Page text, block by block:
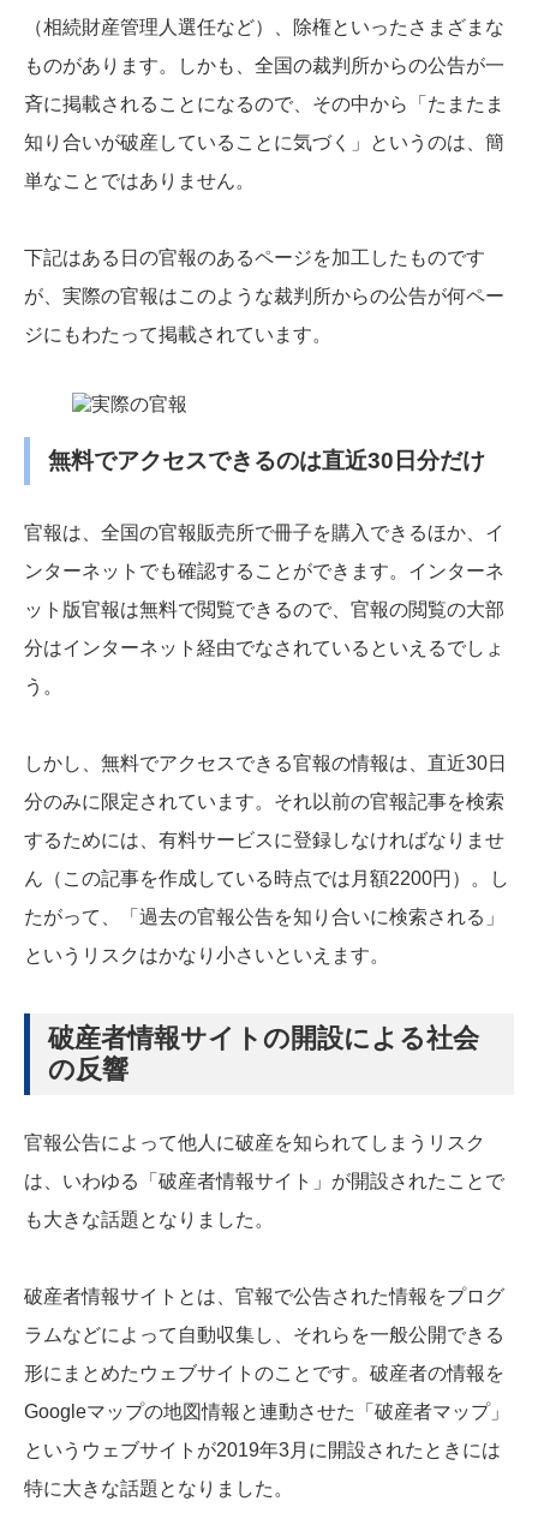
（相続財産管理人選任など）、除権といったさまざまな
ものがあります。しかも、全国の裁判所からの公告が一
斉に掲載されることになるので、その中から「たまたま
知り合いが破産していることに気づく」というのは、簡
単なことではありません。
下記はある日の官報のあるページを加工したものです
が、実際の官報はこのような裁判所からの公告が何ペー
ジにもわたって掲載されています。
無料でアクセスできるのは直近30日分だけ
官報は、全国の官報販売所で冊子を購入できるほか、イ
ンターネットでも確認することができます。インターネ
ット版官報は無料で閲覧できるので、官報の閲覧の大部
分はインターネット経由でなされているといえるでしょ
う。
しかし、無料でアクセスできる官報の情報は、直近30日
分のみに限定されています。それ以前の官報記事を検索
するためには、有料サービスに登録しなければなりませ
ん（この記事を作成している時点では月額2200円）。し
たがって、「過去の官報公告を知り合いに検索される」
というリスクはかなり小さいといえます。
破産者情報サイトの開設による社会
の反響
官報公告によって他人に破産を知られてしまうリスク
は、いわゆる「破産者情報サイト」が開設されたことで
も大きな話題となりました。
破産者情報サイトとは、官報で公告された情報をプログ
ラムなどによって自動収集し、それらを一般公開できる
形にまとめたウェブサイトのことです。破産者の情報を
Googleマップの地図情報と連動させた「破産者マップ」
というウェブサイトが2019年3月に開設されたときには
特に大きな話題となりました。